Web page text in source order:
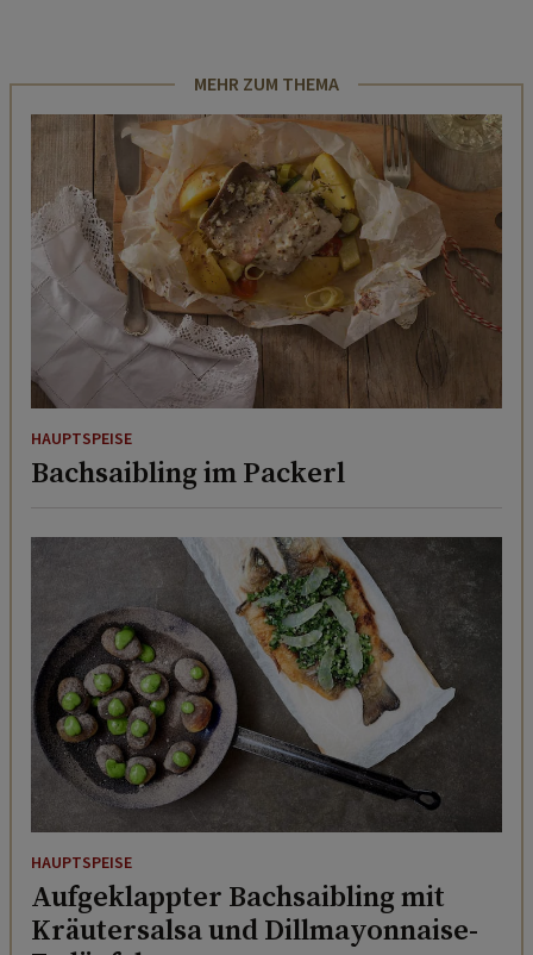
MEHR ZUM THEMA
HAUPTSPEISE
Bachsaibling im Packerl
HAUPTSPEISE
Aufgeklappter Bachsaibling mit
Kräutersalsa und Dillmayonnaise-